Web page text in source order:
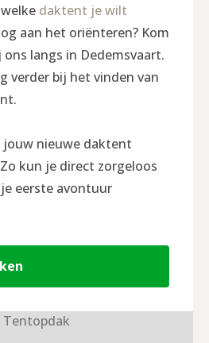
daktent je wilt
aan het oriënteren? Kom
langs in Dedemsvaart.
verder bij het vinden van
jouw nieuwe daktent
kun je direct zorgeloos
eerste avontuur